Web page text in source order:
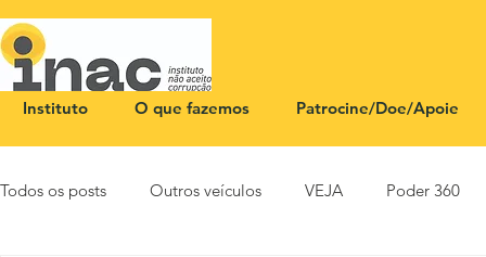
Instituto O que fazemos Patrocine/Doe/Apoie
Todos os posts Outros veículos VEJA Poder 360